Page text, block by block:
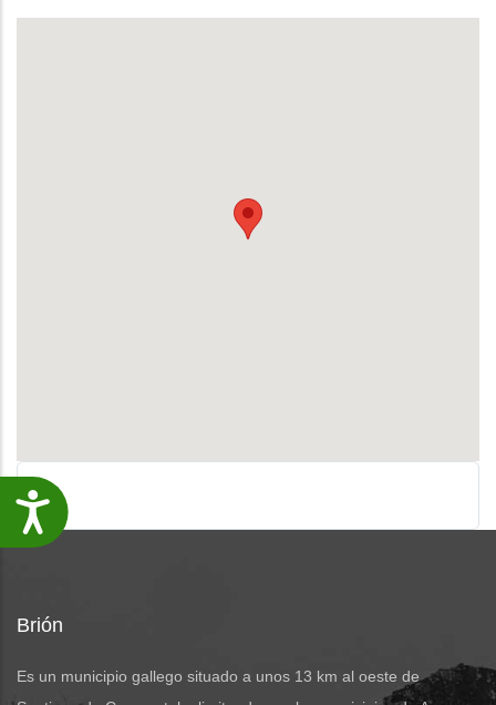
Accesibilidade
Brión
Es un municipio gallego situado a unos 13 km al oeste de